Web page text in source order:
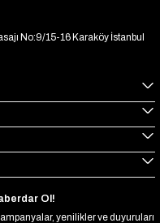
No:9/15-16 Karaköy İstanbul
Ol!
yenilikler ve duyuruları